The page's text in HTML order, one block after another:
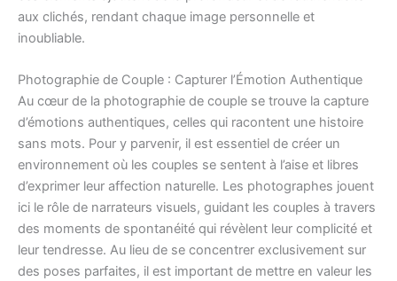
aux clichés, rendant chaque image personnelle et
inoubliable.
Photographie de Couple : Capturer l’Émotion Authentique
Au cœur de la photographie de couple se trouve la capture
d’émotions authentiques, celles qui racontent une histoire
sans mots. Pour y parvenir, il est essentiel de créer un
environnement où les couples se sentent à l’aise et libres
d’exprimer leur affection naturelle. Les photographes jouent
ici le rôle de narrateurs visuels, guidant les couples à travers
des moments de spontanéité qui révèlent leur complicité et
leur tendresse. Au lieu de se concentrer exclusivement sur
des poses parfaites, il est important de mettre en valeur les